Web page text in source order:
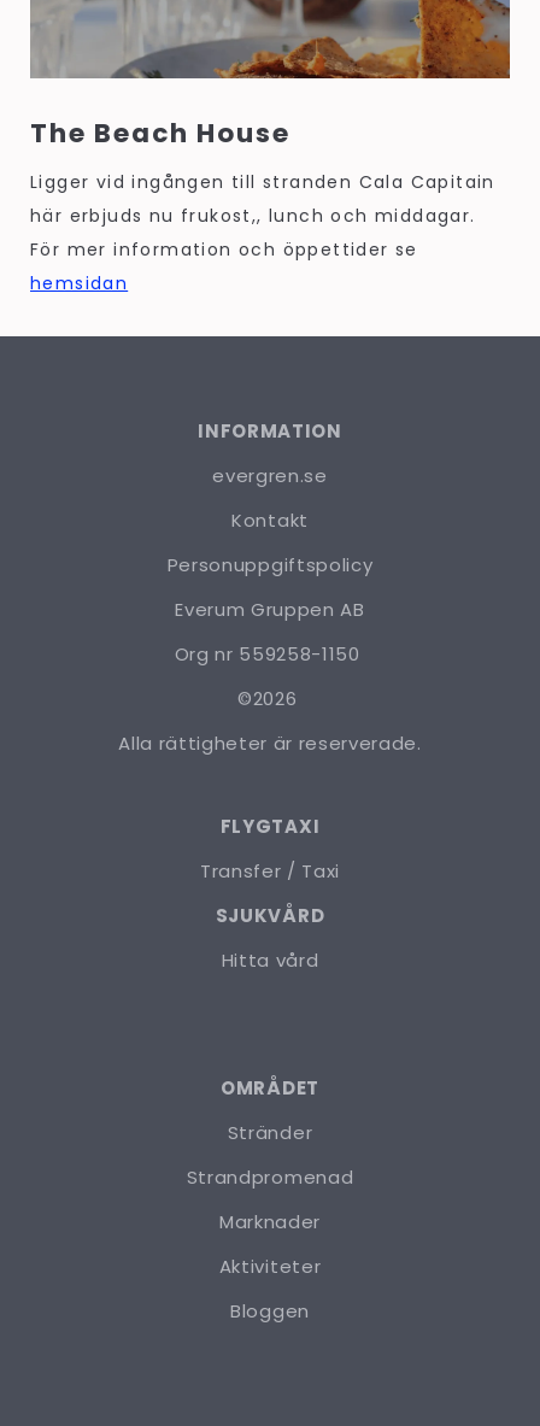
The Beach House
Ligger vid ingången till stranden Cala Capitain
här erbjuds nu frukost,, lunch och middagar.
För mer information och öppettider se
hemsidan
INFORMATION
evergren.se
Kontakt
Personuppgiftspolicy
Everum Gruppen AB
Org nr 559258-1150
©2026
Alla rättigheter är reserverade.
FLYGTAXI
Transfer / Taxi
SJUKVÅRD
Hitta vård
OMRÅDET
Stränder
Strandpromenad
Marknader
Aktiviteter
Bloggen